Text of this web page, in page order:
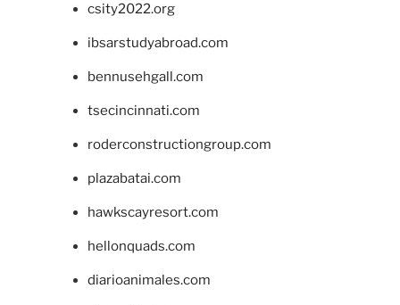
csity2022.org
ibsarstudyabroad.com
bennusehgall.com
tsecincinnati.com
roderconstructiongroup.com
plazabatai.com
hawkscayresort.com
hellonquads.com
diarioanimales.com